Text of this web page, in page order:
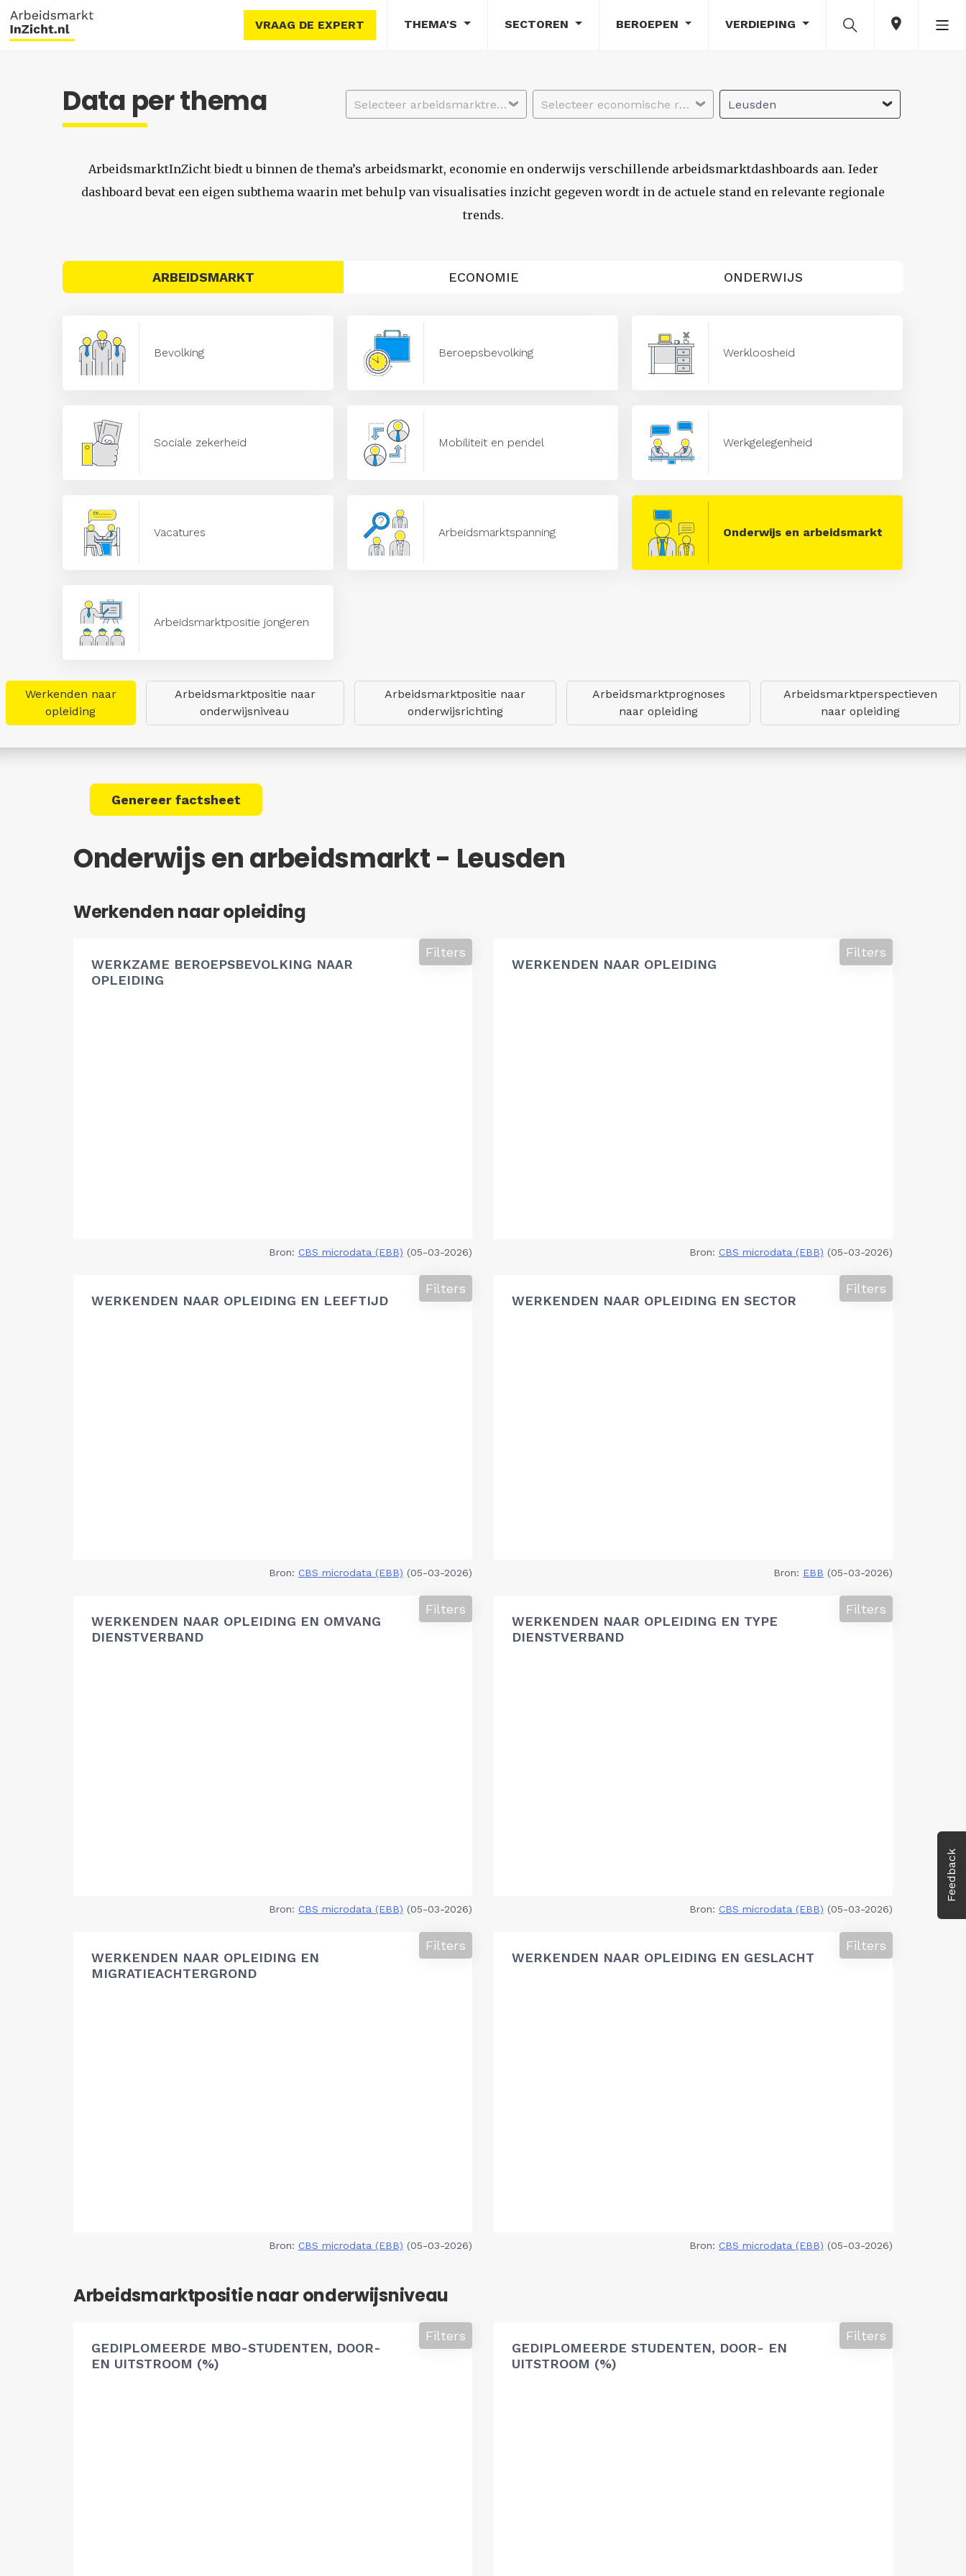
VRAAG DE EXPERT THEMA'S SECTOREN BEROEPEN VERDIEPING
Feedback
Data per thema Selecteer arbeidsmarktregio Selecteer economische regio Leusden
ArbeidsmarktInZicht biedt u binnen de thema’s arbeidsmarkt, economie en onderwijs verschillende arbeidsmarktdashboards aan. Ieder
dashboard bevat een eigen subthema waarin met behulp van visualisaties inzicht gegeven wordt in de actuele stand en relevante regionale
trends.
ARBEIDSMARKT ECONOMIE ONDERWIJS
Bevolking Beroepsbevolking Werkloosheid
Sociale zekerheid Mobiliteit en pendel Werkgelegenheid
Vacatures Arbeidsmarktspanning Onderwijs en arbeidsmarkt
Arbeidsmarktpositie jongeren
Werkenden naar
opleiding
Arbeidsmarktpositie naar
onderwijsniveau
Arbeidsmarktpositie naar
onderwijsrichting
Arbeidsmarktprognoses
naar opleiding
Arbeidsmarktperspectieven
naar opleiding
Genereer factsheet
Onderwijs en arbeidsmarkt - Leusden
Werkenden naar opleiding
WERKZAME BEROEPSBEVOLKING NAAR
OPLEIDING
Filters
Bron: CBS microdata (EBB) (05-03-2026)
WERKENDEN NAAR OPLEIDING
Filters
Bron: CBS microdata (EBB) (05-03-2026)
WERKENDEN NAAR OPLEIDING EN LEEFTIJD
Filters
Bron: CBS microdata (EBB) (05-03-2026)
WERKENDEN NAAR OPLEIDING EN SECTOR
Filters
Bron: EBB (05-03-2026)
WERKENDEN NAAR OPLEIDING EN OMVANG
DIENSTVERBAND
Filters
Bron: CBS microdata (EBB) (05-03-2026)
WERKENDEN NAAR OPLEIDING EN TYPE
DIENSTVERBAND
Filters
Bron: CBS microdata (EBB) (05-03-2026)
WERKENDEN NAAR OPLEIDING EN
MIGRATIEACHTERGROND
Filters
Bron: CBS microdata (EBB) (05-03-2026)
WERKENDEN NAAR OPLEIDING EN GESLACHT
Filters
Bron: CBS microdata (EBB) (05-03-2026)
Arbeidsmarktpositie naar onderwijsniveau
GEDIPLOMEERDE MBO-STUDENTEN, DOOR-
EN UITSTROOM (%)
Filters
GEDIPLOMEERDE STUDENTEN, DOOR- EN
UITSTROOM (%)
Filters